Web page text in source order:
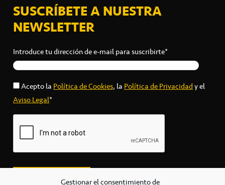
Gestionar el consentimiento de
SUSCRÍBETE A NUESTRA
NEWSLETTER
Introduce tu dirección de e-mail para suscribirte*
Acepto laPolítica de Cookies, laPolítica de Privacidady el
Aviso Legal*